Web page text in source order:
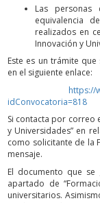
Las personas
equivalencia
realizados en
Innovación y
Este es un trámite
en el siguiente enlace:
https://
idConvocatoria=818
Si contacta por correo
y Universidades” en
como solicitante de
mensaje.
El documento que
apartado de
universitarios.